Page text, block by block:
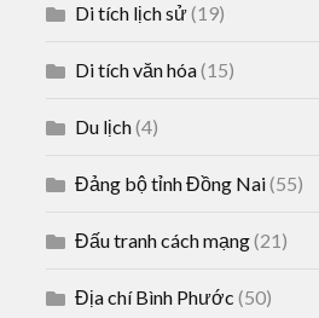
Di tích lịch sử(19)
Di tích văn hóa(15)
Du lịch(4)
Đảng bộ tỉnh Đồng Nai(55)
Đấu tranh cách mạng(21)
Địa chí Bình Phước (50)